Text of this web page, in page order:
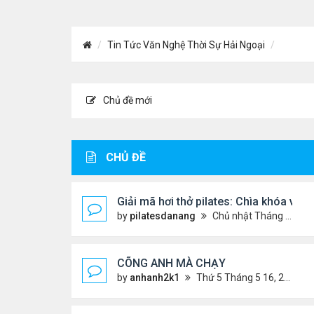
Tin Tức Văn Nghệ Thời Sự Hải Ngoại
Chủ đề mới
CHỦ ĐỀ
Giải mã hơi thở pilates: Chìa khóa
by pilatesdanang Chủ nhật Tháng 7 27, 2025 12:57 pm
CÕNG ANH MÀ CHẠY
by anhanh2k1 Thứ 5 Tháng 5 16, 2024 2:19 am